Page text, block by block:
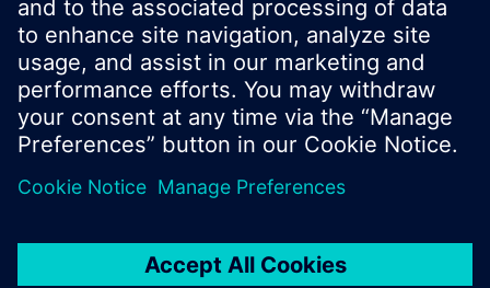
© Siemens Greece 2017
Το χαρτοφυλάκιο προϊόντων και οι τιμές μπορεί